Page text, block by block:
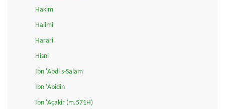
Hakim
Halimi
Harari
Hisni
Ibn 'Abdi s-Salam
Ibn 'Abidin
Ibn 'Açakir (m.571H)